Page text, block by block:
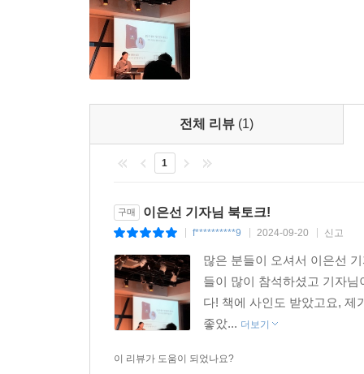
전체 리뷰 (1)
1
구매 이은선 기자님 북토크!
f**********9 2024-09-20 신고
많은 분들이 오셔서 이은선
들이 많이 참석하셨고 기자
다! 책에 사인도 받았고요, 제
좋았... 더보기
이 리뷰가 도움이 되었나요?